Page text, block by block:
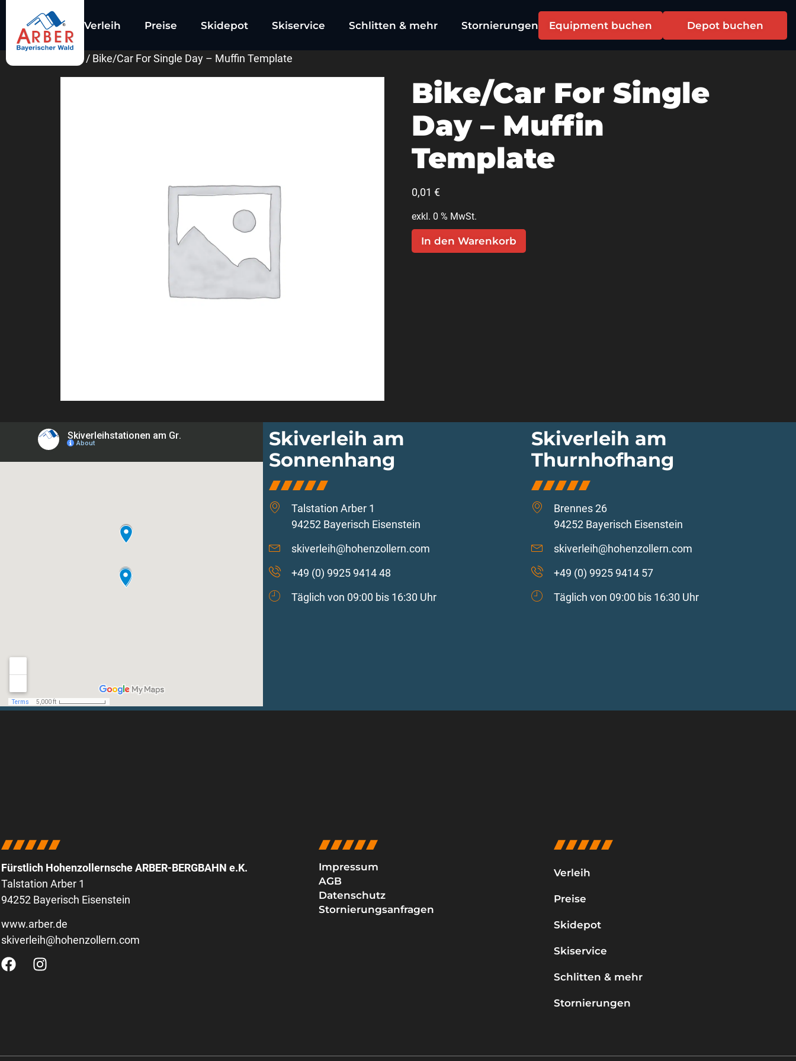
Verleih Preise Skidepot Skiservice Schlitten & mehr Stornierungen Equipment buchen Depot buchen
/ Bike/Car For Single Day – Muffin Template
Bike/Car For Single
Day – Muffin
Template
0,01 €
exkl. 0 % MwSt.
In den Warenkorb
Skiverleih am
Sonnenhang
Talstation Arber 1
94252 Bayerisch Eisenstein
skiverleih@hohenzollern.com
+49 (0) 9925 9414 48
Täglich von 09:00 bis 16:30 Uhr
Skiverleih am
Thurnhofhang
Brennes 26
94252 Bayerisch Eisenstein
skiverleih@hohenzollern.com
+49 (0) 9925 9414 57
Täglich von 09:00 bis 16:30 Uhr
Fürstlich Hohenzollernsche ARBER-BERGBAHN e.K.
Talstation Arber 1
94252 Bayerisch Eisenstein
www.arber.de
skiverleih@hohenzollern.com
Impressum
AGB
Datenschutz
Stornierungsanfragen
Verleih
Preise
Skidepot
Skiservice
Schlitten & mehr
Stornierungen